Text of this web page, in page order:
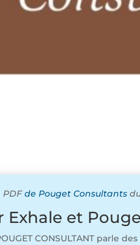
PDFde Pouget Consultants
Exhale et
CONSULTANT parle